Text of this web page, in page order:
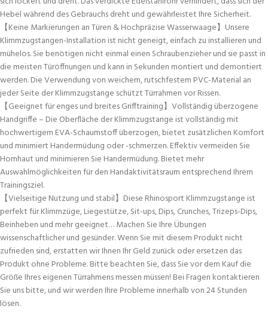
Hebel während des Gebrauchs dreht und gewährleistet Ihre Sicherheit.
【Keine Markierungen an Türen & Hochpräzise Wasserwaage】Unsere
Klimmzugstangen-Installation ist nicht geneigt, einfach zu installieren und
mühelos. Sie benötigen nicht einmal einen Schraubenzieher und sie passt in
die meisten Türöffnungen und kann in Sekunden montiert und demontiert
werden. Die Verwendung von weichem, rutschfestem PVC-Material an
jeder Seite der Klimmzugstange schützt Türrahmen vor Rissen.
【Geeignet für enges und breites Grifftraining】Vollständig überzogene
Handgriffe – Die Oberfläche der Klimmzugstange ist vollständig mit
hochwertigem EVA-Schaumstoff überzogen, bietet zusätzlichen Komfort
und minimiert Handermüdung oder -schmerzen. Effektiv vermeiden Sie
Hornhaut und minimieren Sie Handermüdung. Bietet mehr
Auswahlmöglichkeiten für den Handaktivitätsraum entsprechend Ihrem
Trainingsziel.
【Vielseitige Nutzung und stabil】Diese Rhinosport Klimmzugstange ist
perfekt für Klimmzüge, Liegestütze, Sit-ups, Dips, Crunches, Trizeps-Dips,
Beinheben und mehr geeignet… Machen Sie Ihre Übungen
wissenschaftlicher und gesünder. Wenn Sie mit diesem Produkt nicht
zufrieden sind, erstatten wir Ihnen Ihr Geld zurück oder ersetzen das
Produkt ohne Probleme. Bitte beachten Sie, dass Sie vor dem Kauf die
Größe Ihres eigenen Türrahmens messen müssen! Bei Fragen kontaktieren
Sie uns bitte, und wir werden Ihre Probleme innerhalb von 24 Stunden
lösen.